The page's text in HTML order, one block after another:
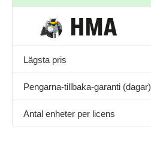
Lägsta pris
Pengarna-tillbaka-garanti (dagar)
Antal enheter per licens